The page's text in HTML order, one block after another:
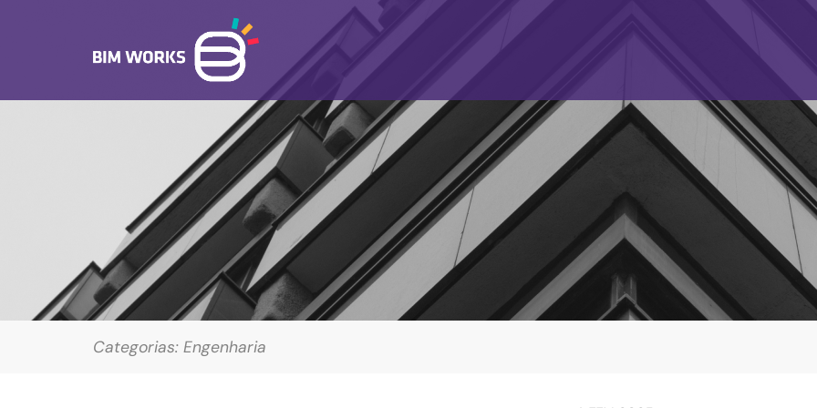
Categorias: Engenharia